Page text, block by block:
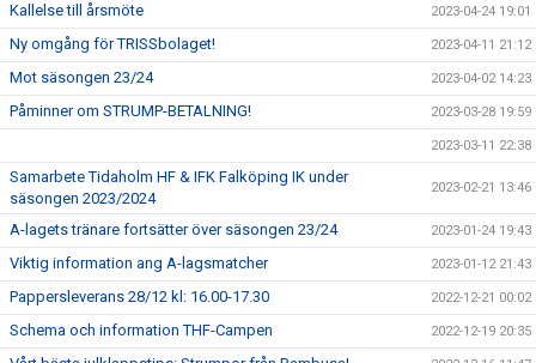
Kallelse till årsmöte 2023-04-24 19:01
Ny omgång för TRISSbolaget! 2023-04-11 21:12
Mot säsongen 23/24 2023-04-02 14:23
Påminner om STRUMP-BETALNING! 2023-03-28 19:59
2023-03-11 22:38
Samarbete Tidaholm HF & IFK Falköping IK under
säsongen 2023/2024
2023-02-21 13:46
A-lagets tränare fortsätter över säsongen 23/24 2023-01-24 19:43
Viktig information ang A-lagsmatcher 2023-01-12 21:43
Pappersleverans 28/12 kl: 16.00-17.30 2022-12-21 00:02
Schema och information THF-Campen 2022-12-19 20:35